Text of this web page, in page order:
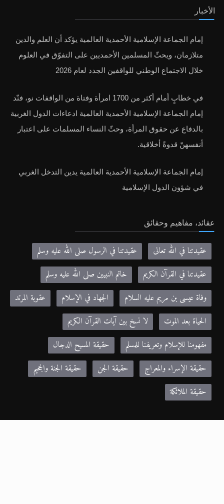
الأخبار
إمام الجماعة الإسلامية الأحمدية العالمية يؤكد أن العلم والدين
متلازمان، ويحثّ المسلمين الأحمديين على التفوّق في العلوم
خلال الاجتماع الوطني للواقفين الجدد لعام 2026
في خطابٍ أمام أكثر من 1700 امرأة وفتاة من الواقفات نو، فنّد
إمام الجماعة الإسلامية الأحمدية العالمية ادعاءات الدول الغربية
بالدفاع عن حقوق المرأة، وحثّ النساء المسلمات على اعتبار
أنفسهنّ قدوةً أخلاقية.
إمام الجماعة الإسلامية الأحمدية العالمية يدين التدخل الغربي
في شؤون الدول الإسلامية
عقائد، مفاهيم وحقائق
عقيدتنا في الله تعالى
عقيدتنا في الرسول صلى الله عليه وسلم
عقيدتنا في القرآن الكريم
خاتم النبيين صلى الله عليه وسلم
وفاة عيسى بن مريم عليه السلام
الجهاد في الإسلام
عقوبة المرتد
الحياة بعد الموت
لا نسخ بين آيات القرآن الكريم
مفهومنا للإسلام وتعريفنا للمسلم
حقيقة المسيح الدجال
حقيقة الإسراء والمعراج
حقيقة الجن
حقيقة الجنة والجحيم
حقيقة الملائكة